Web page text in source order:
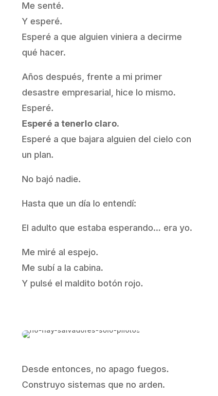
Me senté.
Y esperé.
Esperé a que alguien viniera a decirme
qué hacer.
Años después, frente a mi primer
desastre empresarial, hice lo mismo.
Esperé.
Esperé a tenerlo claro.
Esperé a que bajara alguien del cielo con
un plan.
No bajó nadie.
Hasta que un día lo entendí:
El adulto que estaba esperando… era yo.
Me miré al espejo.
Me subí a la cabina.
Y pulsé el maldito botón rojo.
Desde entonces, no apago fuegos.
Construyo sistemas que no arden.